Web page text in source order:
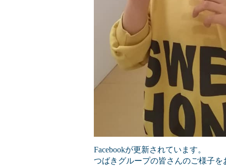
Facebookが更新されています。
つばきグループの皆さんのご様子を